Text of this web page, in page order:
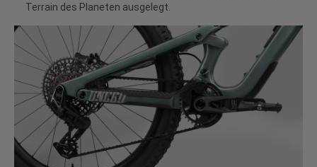
Terrain des Planeten ausgelegt.